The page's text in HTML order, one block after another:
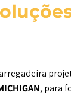
, para